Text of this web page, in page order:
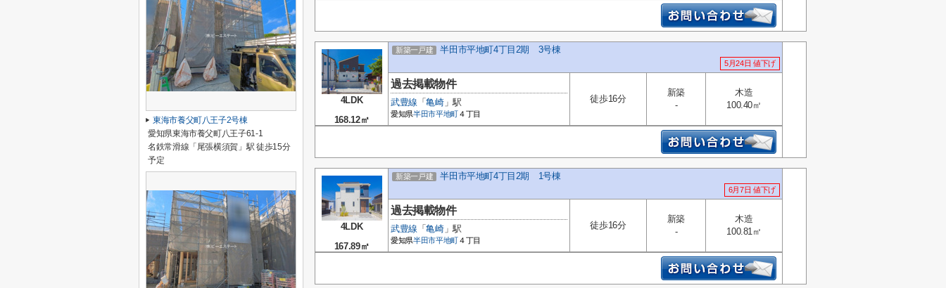
4LDK
168.12㎡
新築一戸建 半田市平地町4丁目2期 3号棟
5月24日 値下げ
過去掲載物件
武豊線 「亀崎」駅
愛知県半田市平地町 ４丁目
徒歩16分
新築
-
木造
100.40㎡
4LDK
167.89㎡
新築一戸建 半田市平地町4丁目2期 1号棟
6月7日 値下げ
過去掲載物件
武豊線 「亀崎」駅
愛知県半田市平地町 ４丁目
徒歩16分
新築
-
木造
100.81㎡
東海市養父町八王子2号棟
愛知県東海市養父町八王子61-1
名鉄常滑線「尾張横須賀」駅 徒歩15分
予定